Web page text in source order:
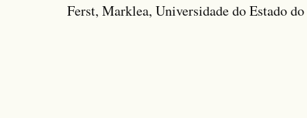
Ferst, Marklea, Universidade do Estado